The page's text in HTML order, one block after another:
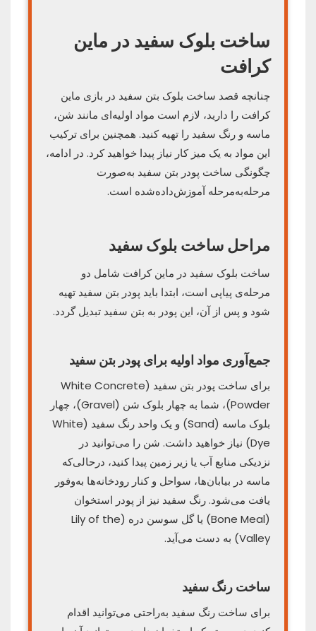
ساخت بلوک سفید در ماین
کرافت
چنانچه قصد ساخت بلوک بتن سفید در بازی ماین
کرافت را دارید، لازم است مواد اولیه‌ای مانند شن،
ماسه و رنگ سفید را تهیه کنید. همچنین برای ترکیب
این مواد به یک میز کار نیاز پیدا خواهید کرد. در ادامه،
چگونگی ساخت پودر بتن سفید به‌صورت
مرحله‌به‌مرحله آموزش‌داده‌شده است.
مراحل ساخت بلوک سفید
ساخت بلوک سفید در ماین کرافت شامل دو
مرحله‌ی پیاپی است، ابتدا باید پودر بتن سفید تهیه
شود و پس از آن، این پودر به بتن سفید تبدیل گردد.
جمع‌آوری مواد اولیه برای پودر بتن سفید
برای ساخت پودر بتن سفید (White Concrete
Powder)، شما به چهار بلوک شن (Gravel)، چهار
بلوک ماسه (Sand) و یک واحد رنگ سفید (White
Dye) نیاز خواهید داشت. شن را می‌توانید در
نزدیکی منابع آب یا زیر زمین پیدا کنید، درحالی‌که
ماسه در بیابان‌ها، سواحل و کنار رودخانه‌ها به‌وفور
یافت می‌شود. رنگ سفید نیز از پودر استخوان
(Bone Meal) یا گل سوسن دره (Lily of the
Valley) به دست می‌آید.
ساخت رنگ سفید
برای ساخت رنگ سفید به‌راحتی می‌توانید اقدام